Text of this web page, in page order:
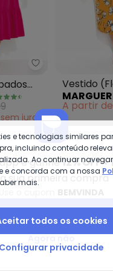
Marguerite -
sem juros
Vestido
Plus Size
A partir de
-50%
e ganhe12% OFF
sua primeira compra
e tecnologias similares
incluindo conteúdo
Ao continuar
e concorda com a nossa
mais.
todos os cookies
Configurar privacidade